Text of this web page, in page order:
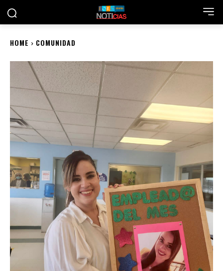
HOME COMUNIDAD